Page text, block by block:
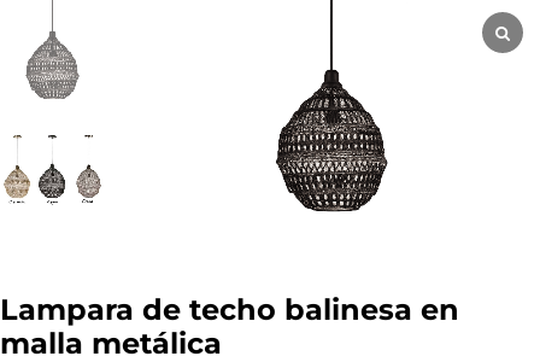
Lampara de techo balinesa en
malla metálica